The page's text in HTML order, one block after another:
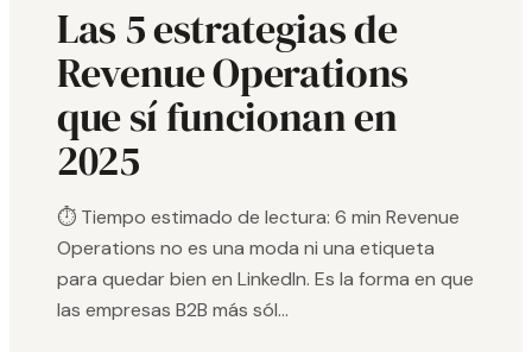
Las 5 estrategias de
Revenue Operations
que sí funcionan en
2025
⏱️ Tiempo estimado de lectura: 6 min Revenue
Operations no es una moda ni una etiqueta
para quedar bien en LinkedIn. Es la forma en que
las empresas B2B más sól...